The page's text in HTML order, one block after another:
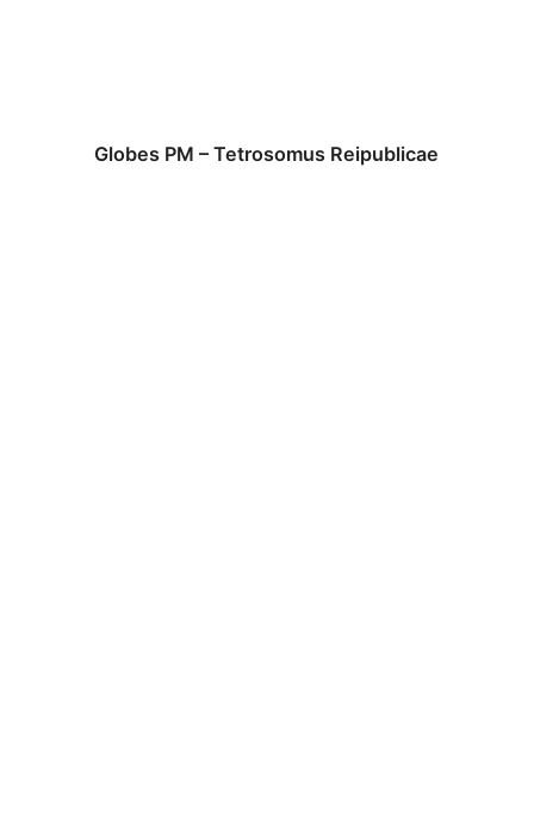
Globes PM – Tetrosomus Reipublicae